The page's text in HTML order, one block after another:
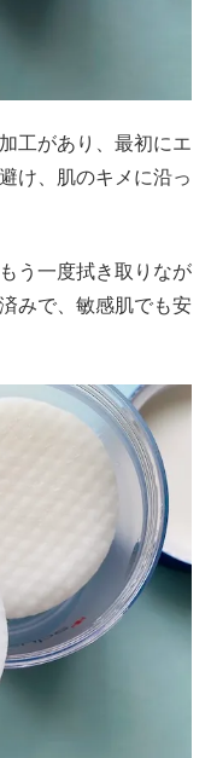
工があり、最初にエ
け、肌のキメに沿っ
う一度拭き取りなが
みで、敏感肌でも安